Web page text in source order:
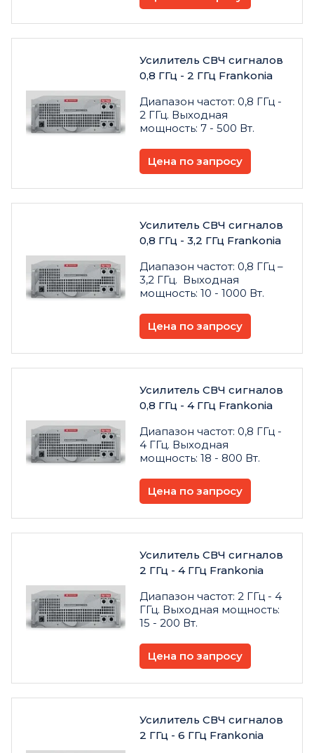
Усилитель СВЧ сигналов
0,8 ГГц - 2 ГГц Frankonia
Диапазон частот: 0,8 ГГц -
2 ГГц. Выходная
мощность: 7 - 500 Вт.
Цена по запросу
Усилитель СВЧ сигналов
0,8 ГГц - 3,2 ГГц Frankonia
Диапазон частот: 0,8 ГГц –
3,2 ГГц. Выходная
мощность: 10 - 1000 Вт.
Цена по запросу
Усилитель СВЧ сигналов
0,8 ГГц - 4 ГГц Frankonia
Диапазон частот: 0,8 ГГц -
4 ГГц. Выходная
мощность: 18 - 800 Вт.
Цена по запросу
Усилитель СВЧ сигналов
2 ГГц - 4 ГГц Frankonia
Диапазон частот: 2 ГГц - 4
ГГц. Выходная мощность:
15 - 200 Вт.
Цена по запросу
Усилитель СВЧ сигналов
2 ГГц - 6 ГГц Frankonia